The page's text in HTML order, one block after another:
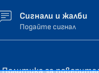
Сигнали и жалби
Подайте сигнал
Политика за